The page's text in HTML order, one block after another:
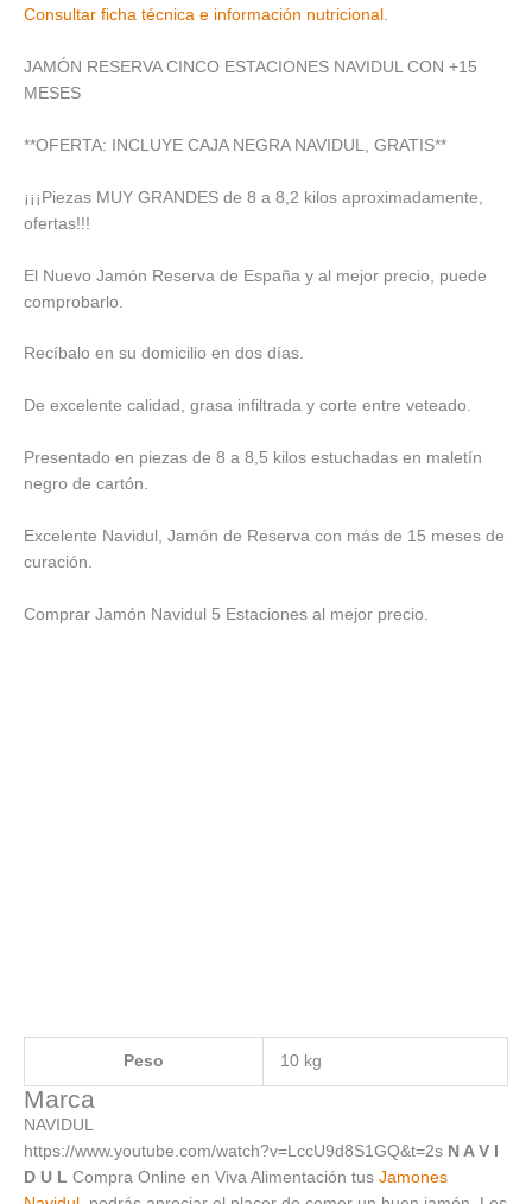
Consultar ficha técnica e información nutricional.
JAMÓN RESERVA CINCO ESTACIONES NAVIDUL CON +15
MESES
**OFERTA: INCLUYE CAJA NEGRA NAVIDUL, GRATIS**
¡¡¡Piezas MUY GRANDES de 8 a 8,2 kilos aproximadamente,
ofertas!!!
El Nuevo Jamón Reserva de España y al mejor precio, puede
comprobarlo.
Recíbalo en su domicilio en dos días.
De excelente calidad, grasa infiltrada y corte entre veteado.
Presentado en piezas de 8 a 8,5 kilos estuchadas en maletín
negro de cartón.
Excelente Navidul, Jamón de Reserva con más de 15 meses de
curación.
Comprar Jamón Navidul 5 Estaciones al mejor precio.
Peso 10 kg
Marca
NAVIDUL
https://www.youtube.com/watch?v=LccU9d8S1GQ&t=2s N A V I
D U L Compra Online en Viva Alimentación tus Jamones